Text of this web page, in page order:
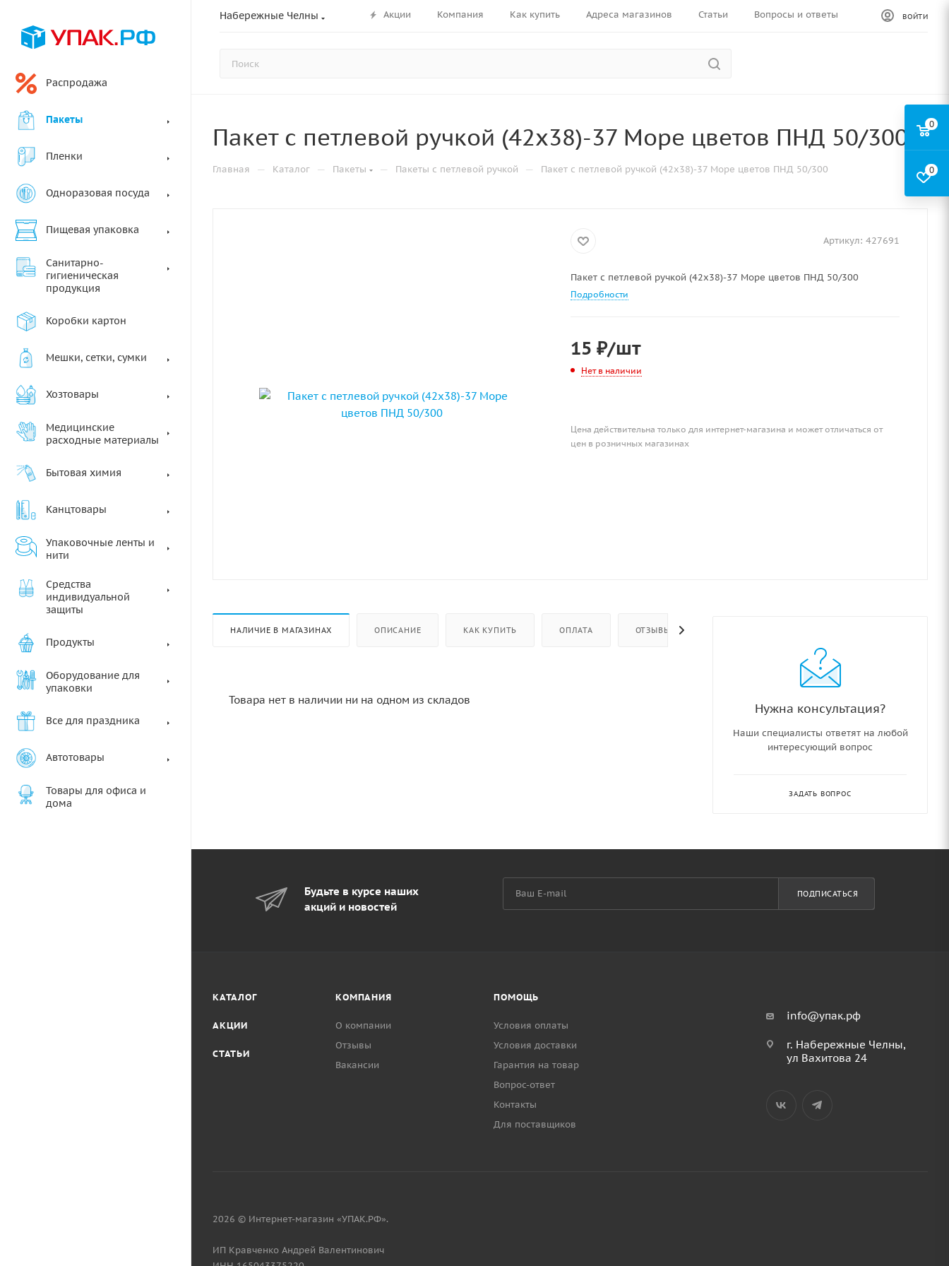
Набережные Челны Акции Компания Как купить Адреса магазинов Статьи Вопросы и ответы ВОЙТИ
Распродажа
Пакеты
Пленки
Одноразовая посуда
Пищевая упаковка
Санитарно-
гигиеническая
продукция
Коробки картон
Мешки, сетки, сумки
Хозтовары
Медицинские
расходные материалы
Бытовая химия
Канцтовары
Упаковочные ленты и
нити
Средства
индивидуальной
защиты
Продукты
Оборудование для
упаковки
Все для праздника
Автотовары
Товары для офиса и
дома
Пакет с петлевой ручкой (42х38)-37 Море цветов ПНД 50/300
Главная — Каталог — Пакеты — Пакеты с петлевой ручкой — Пакет с петлевой ручкой (42х38)-37 Море цветов ПНД 50/300
Артикул: 427691
Пакет с петлевой ручкой (42х38)-37 Море цветов ПНД 50/300
Подробности
15 ₽/шт
Нет в наличии
Цена действительна только для интернет-магазина и может отличаться от
цен в розничных магазинах
НАЛИЧИЕ В МАГАЗИНАХ ОПИСАНИЕ КАК КУПИТЬ ОПЛАТА ОТЗЫВЫ
Товара нет в наличии ни на одном из складов
Нужна консультация?
Наши специалисты ответят на любой
интересующий вопрос
ЗАДАТЬ ВОПРОС
Будьте в курсе наших
акций и новостей
ПОДПИСАТЬСЯ
КАТАЛОГ
АКЦИИ
СТАТЬИ
КОМПАНИЯ
О компании
Отзывы
Вакансии
ПОМОЩЬ
Условия оплаты
Условия доставки
Гарантия на товар
Вопрос-ответ
Контакты
Для поставщиков
info@упак.рф
г. Набережные Челны,
ул Вахитова 24
2026 © Интернет-магазин «УПАК.РФ».
ИП Кравченко Андрей Валентинович
0
0